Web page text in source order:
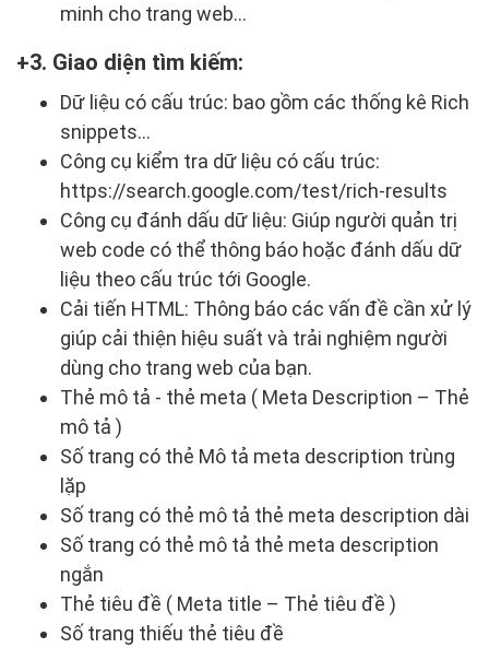
minh cho trang web…
3. Giao diện tìm kiếm:
Dữ liệu có cấu trúc: bao gồm các thống kê Rich
snippets…
Công cụ kiểm tra dữ liệu có cấu trúc:
https://search.google.com/test/rich-results
Công cụ đánh dấu dữ liệu: Giúp người quản trị
web code có thể thông báo hoặc đánh dấu dữ
liệu theo cấu trúc tới Google.
Cải tiến HTML: Thông báo các vấn đề cần xử lý
giúp cải thiện hiệu suất và trải nghiệm người
dùng cho trang web của bạn.
Thẻ mô tả - thẻ meta ( Meta Description – Thẻ
mô tả )
Số trang có thẻ Mô tả meta description trùng
lặp
Số trang có thẻ mô tả thẻ meta description dài
Số trang có thẻ mô tả thẻ meta description
ngắn
Thẻ tiêu đề ( Meta title – Thẻ tiêu đề )
Số trang thiếu thẻ tiêu đề